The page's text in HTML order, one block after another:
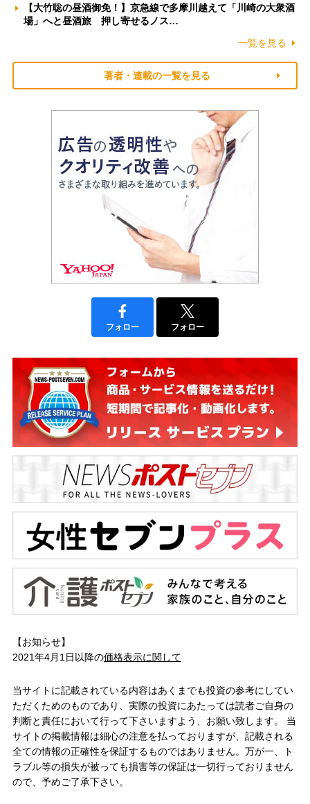
【大竹聡の昼酒御免！】京急線で多摩川越えて「川崎の大衆酒
場」へと昼酒旅 押し寄せるノス…
一覧を見る
著者・連載の一覧を見る
フォロー フォロー
【お知らせ】
2021年4月1日以降の価格表示に関して
当サイトに記載されている内容はあくまでも投資の参考にしてい
ただくためのものであり、実際の投資にあたっては読者ご自身の
判断と責任において行って下さいますよう、お願い致します。 当
サイトの掲載情報は細心の注意を払っておりますが、記載される
全ての情報の正確性を保証するものではありません。万が一、ト
ラブル等の損失が被っても損害等の保証は一切行っておりません
ので、予めご了承下さい。